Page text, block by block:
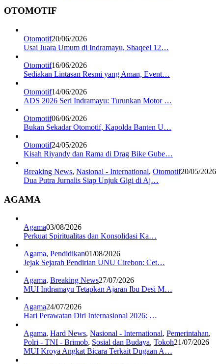
OTOMOTIF
Otomotif20/06/2026
Usai Juara Umum di Indramayu, Shaqeel 12…
Otomotif16/06/2026
Sediakan Lintasan Resmi yang Aman, Event…
Otomotif14/06/2026
ADS 2026 Seri Indramayu: Turunkan Motor …
Otomotif06/06/2026
Bukan Sekadar Otomotif, Kapolda Banten U…
Otomotif24/05/2026
Kisah Riyandy dan Rama di Drag Bike Gube…
Breaking News, Nasional - International, Otomotif20/05/2026
Dua Putra Jurnalis Siap Unjuk Gigi di Aj…
AGAMA
Agama03/08/2026
Perkuat Spiritualitas dan Konsolidasi Ka…
Agama, Pendidikan01/08/2026
Jejak Sejarah Pendirian UNU Cirebon: Cet…
Agama, Breaking News27/07/2026
MUI Indramayu Tetapkan Ajaran Ibu Desi M…
Agama24/07/2026
Hari Perawatan Diri Internasional 2026: …
Agama, Hard News, Nasional - International, Pemerintahan,
Polri - TNI - Brimob, Sosial dan Budaya, Tokoh21/07/2026
MUI Kroya Angkat Bicara Terkait Dugaan A…